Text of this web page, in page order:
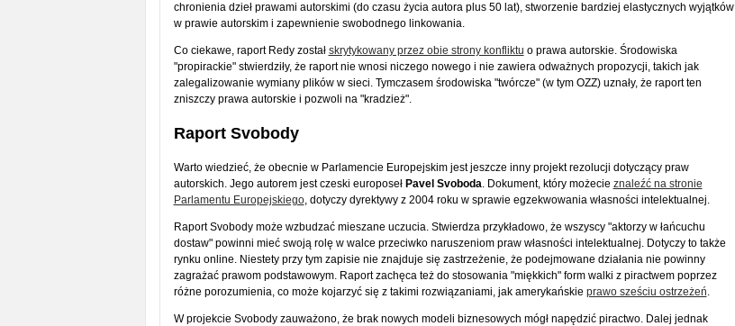
chronienia dzieł prawami autorskimi (do czasu życia autora plus 50 lat), stworzenie bardziej elastycznych wyjątków
w prawie autorskim i zapewnienie swobodnego linkowania.
Co ciekawe, raport Redy został skrytykowany przez obie strony konfliktu o prawa autorskie. Środowiska
"propirackie" stwierdziły, że raport nie wnosi niczego nowego i nie zawiera odważnych propozycji, takich jak
zalegalizowanie wymiany plików w sieci. Tymczasem środowiska "twórcze" (w tym OZZ) uznały, że raport ten
zniszczy prawa autorskie i pozwoli na "kradzież".
Raport Svobody
Warto wiedzieć, że obecnie w Parlamencie Europejskim jest jeszcze inny projekt rezolucji dotyczący praw
autorskich. Jego autorem jest czeski europoseł Pavel Svoboda. Dokument, który możecie znaleźć na stronie
Parlamentu Europejskiego, dotyczy dyrektywy z 2004 roku w sprawie egzekwowania własności intelektualnej.
Raport Svobody może wzbudzać mieszane uczucia. Stwierdza przykładowo, że wszyscy "aktorzy w łańcuchu
dostaw" powinni mieć swoją rolę w walce przeciwko naruszeniom praw własności intelektualnej. Dotyczy to także
rynku online. Niestety przy tym zapisie nie znajduje się zastrzeżenie, że podejmowane działania nie powinny
zagrażać prawom podstawowym. Raport zachęca też do stosowania "miękkich" form walki z piractwem poprzez
różne porozumienia, co może kojarzyć się z takimi rozwiązaniami, jak amerykańskie prawo sześciu ostrzeżeń.
W projekcie Svobody zauważono, że brak nowych modeli biznesowych mógł napędzić piractwo. Dalej jednak